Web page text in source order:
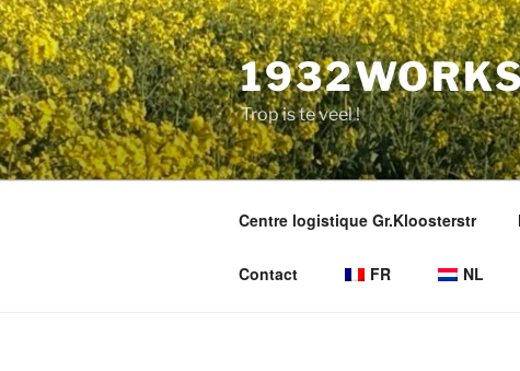
Aller
au
contenu
principal
Trop is te veel !
Centre logistique Gr.Kloosterstr
Contact FR NL